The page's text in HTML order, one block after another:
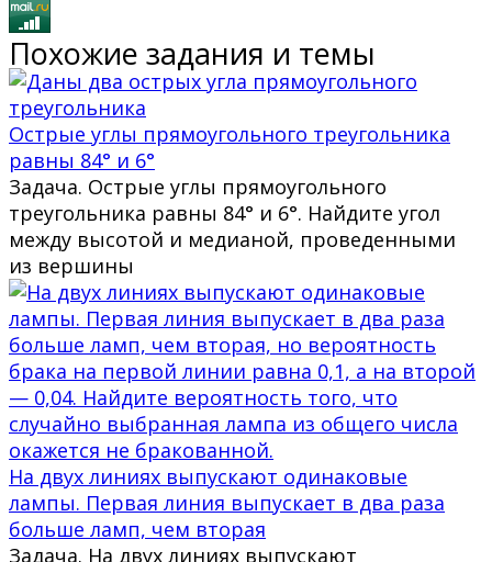
Похожие задания и темы
Острые углы прямоугольного треугольника
равны 84° и 6°
Задача. Острые углы прямоугольного
треугольника равны 84° и 6°. Найдите угол
между высотой и медианой, проведенными
из вершины
На двух линиях выпускают одинаковые
лампы. Первая линия выпускает в два раза
больше ламп, чем вторая
Задача. На двух линиях выпускают